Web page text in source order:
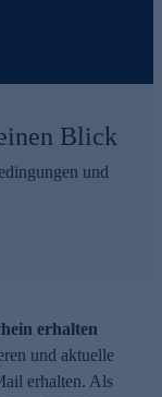
Blick
und
erhalten
und aktuelle
erhalten. Als